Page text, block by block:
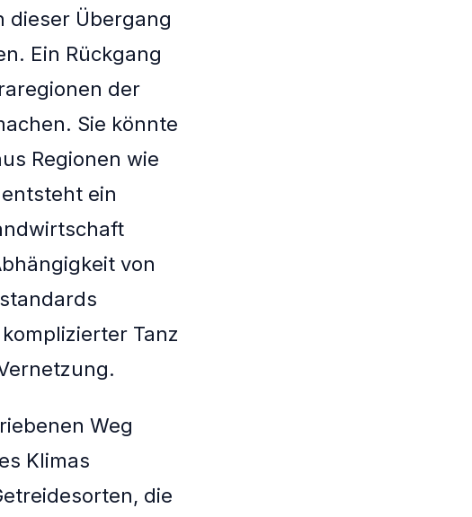
dieser Übergang
Ein Rückgang
der
Sie könnte
Regionen wie
ein
von
Tanz
Weg
Klimas
die